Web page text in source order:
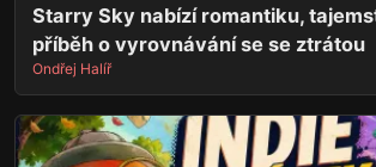
Starry Sky nabízí romantiku,
příběh o vyrovnávání se se ztrátou
Ondřej Halíř